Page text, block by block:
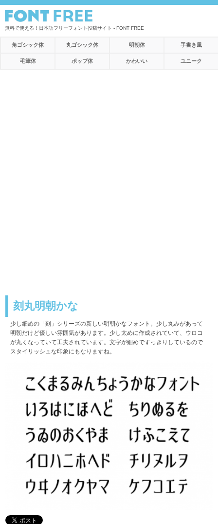
無料で使える！日本語フリーフォント投稿サイト - FONT FREE
角ゴシック体 丸ゴシック体 明朝体 手書き風
毛筆体 ポップ体 かわいい ユニーク
刻丸明朝かな
少し細めの「刻」シリーズの新しい明朝かなフォント。少し丸みがあって
明朝だけど優しい雰囲気があります。少し太めに作成されていて、ウロコ
が丸くなっていて工夫されています。文字が細めですっきりしているので
スタイリッシュな印象にもなりますね。